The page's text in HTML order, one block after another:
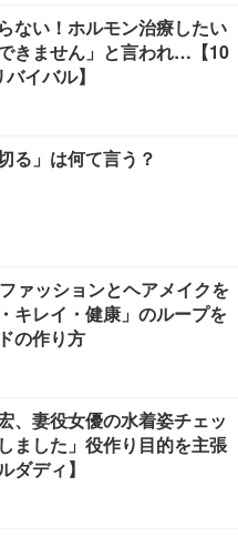
ない！ホルモン治療したい
きません」と言われ…【10
イバル】
る」は何て言う？
ァッションとヘアメイクを
キレイ・健康」のループを
の作り方
、妻役女優の水着姿チェッ
ました」役作り目的を主張
ダディ】